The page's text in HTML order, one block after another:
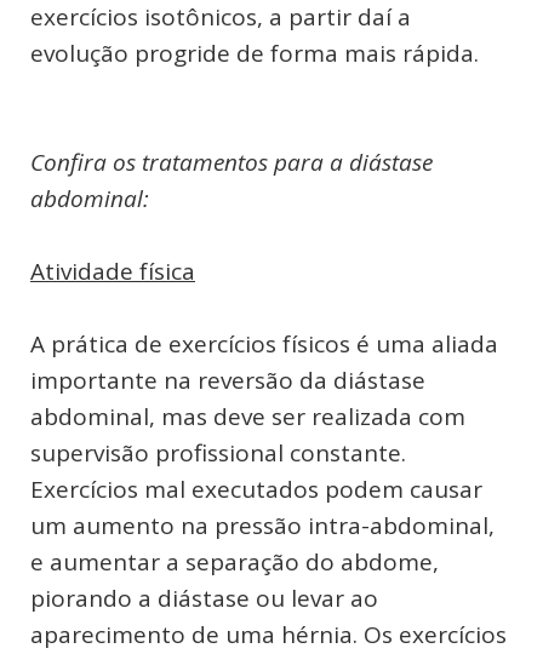
exercícios isotônicos, a partir daí a
evolução progride de forma mais rápida.
Confira os tratamentos para a diástase
abdominal:
Atividade física
A prática de exercícios físicos é uma aliada
importante na reversão da diástase
abdominal, mas deve ser realizada com
supervisão profissional constante.
Exercícios mal executados podem causar
um aumento na pressão intra-abdominal,
e aumentar a separação do abdome,
piorando a diástase ou levar ao
aparecimento de uma hérnia. Os exercícios